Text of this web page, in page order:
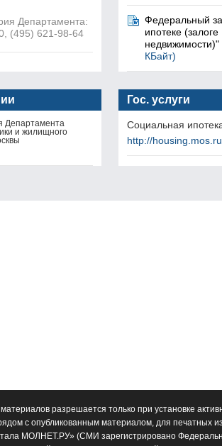
Департамента:
(495) 621-98-64
Федеральный
ипотеке (залоге
недвижимости)"
КБайт)
Департамента
и жилищного
Гос. услуги
Социальная
http://housing.mos.ru
разрешается только при установке
с опубликованным материалом, для печатных
МОЛНЕТ.РУ» (СМИ зарегистрировано